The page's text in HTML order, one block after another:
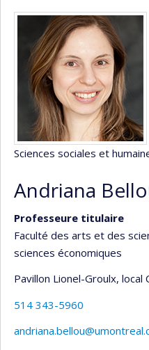
Sciences sociales et
Andriana
Professeure titulaire
Faculté des arts et des
sciences économiques
Pavillon Lionel-Groulx, local
514 343-5960